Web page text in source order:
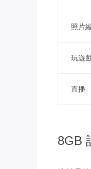
照片
玩遊
直播
8GB